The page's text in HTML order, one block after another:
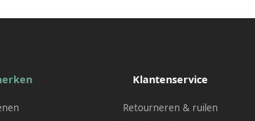
Klantenservice
Retourneren & ruilen